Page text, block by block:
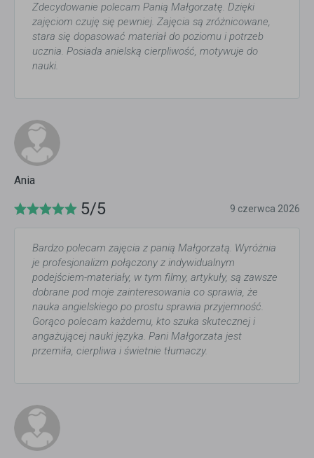
Zdecydowanie polecam Panią Małgorzatę. Dzięki
zajęciom czuję się pewniej. Zajęcia są zróżnicowane,
stara się dopasować materiał do poziomu i potrzeb
ucznia. Posiada anielską cierpliwość, motywuje do
nauki.
Ania
5/5 9 czerwca 2026
Bardzo polecam zajęcia z panią Małgorzatą. Wyróżnia
je profesjonalizm połączony z indywidualnym
podejściem-materiały, w tym filmy, artykuły, są zawsze
dobrane pod moje zainteresowania co sprawia, że
nauka angielskiego po prostu sprawia przyjemność.
Gorąco polecam każdemu, kto szuka skutecznej i
angażującej nauki języka. Pani Małgorzata jest
przemiła, cierpliwa i świetnie tłumaczy.